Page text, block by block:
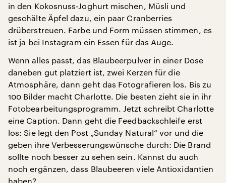
in den Kokosnuss-Joghurt mischen, Müsli und
geschälte Äpfel dazu, ein paar Cranberries
drüberstreuen. Farbe und Form müssen stimmen, es
ist ja bei Instagram ein Essen für das Auge.
Wenn alles passt, das Blaubeerpulver in einer Dose
daneben gut platziert ist, zwei Kerzen für die
Atmosphäre, dann geht das Fotografieren los. Bis zu
100 Bilder macht Charlotte. Die besten zieht sie in ihr
Fotobearbeitungsprogramm. Jetzt schreibt Charlotte
eine Caption. Dann geht die Feedbackschleife erst
los: Sie legt den Post „Sunday Natural“ vor und die
geben ihre Verbesserungswünsche durch: Die Brand
sollte noch besser zu sehen sein. Kannst du auch
noch ergänzen, dass Blaubeeren viele Antioxidantien
haben?